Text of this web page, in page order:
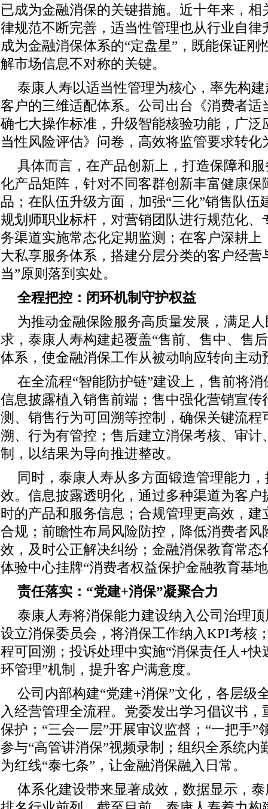
已成为金融消保的关键措施。近十年来，相
律规范不断完善，适当性管理也从行业自律
成为金融消保体系的“定盘星”，既能保证刚
解市场信息不对称的关键。
泰康人寿以适当性管理为核心，率先构
客户的三维适配体系。公司出台《消费者适
确七大操作标准，升级智能核验功能，广泛
当性风险评估》问卷，高效将监管要求转化
具体而言，在产品创新上，打造保障和
化产品矩阵，针对不同客群创新丰富健康保
品；在队伍升级方面，加强“三化”销售队伍
规划师职业标杆，对营销团队进行规范化、
务渠道实施常态化定期监测；在客户深耕上
大私享服务体系，搭建分层分类的客户经营
当”原则落到实处。
全程把控：闭环机制守护权益
为推动金融保险服务高质量发展，满足
求，泰康人寿构建起覆盖“售前、售中、售
体系，使金融消保工作从被动响应转向主动
在全流程“智能防护链”建设上，售前将
信息披露植入销售前端；售中强化营销宣传
测、销售行为可回溯等控制，确保关键流程
溯、行为有管控；售后建立消保考核、审计
制，以结果为导向推进整改。
同时，泰康人寿从多方面锻造管理能力
效。信息披露透明化，通过多种渠道为客户
时的产品和服务信息；合规管理更高效，建
合规；前瞻性布局风险防控，降低消费者风
效，及时公正解决纠纷；金融消保教育常态
体验中心挂牌“消费者权益保护金融教育基
责任落实：“党建+消保”凝聚合力
泰康人寿将消保能力建设纳入公司治理
设立消保委员会，将消保工作纳入KPI考核
程可回溯；投诉处理中实施“消保责任人+快
环管理”机制，提升客户满意度。
公司内部构建“党建+消保”文化，各层级
入经营管理全流程。党委发出学习倡议书
保护；“三会一层”开展审议监督；“一把手”
参与“高管讲消保”视频录制；组织全系统内
为红线“泰七条”，让金融消保融入日常。
体系化建设带来显著成效，数据显示，